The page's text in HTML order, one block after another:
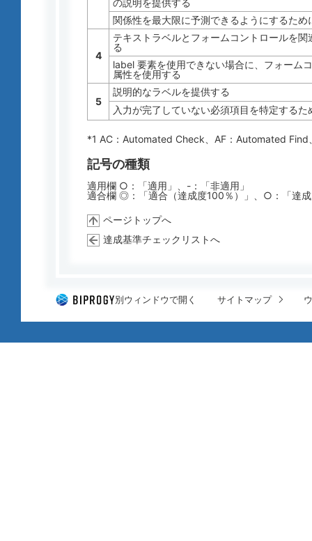
の説明を提供する
関係性を最大限に予測できるようにするため
4
テキストラベルとフォームコントロールを
る
label 要素を使用できない場合に、フォーム
属性を使用する
5
説明的なラベルを提供する
入力が完了していない必須項目を特定する
*1 AC： Automated Check 、AF： Automated Find
記号の種類
適用欄 ○：「適用」、-：「非適用」
適合欄 ◎：「適合（達成度100％）」、○：「達
ページトップへ
達成基準チェックリストへ
別ウィンドウで開く サイトマップ